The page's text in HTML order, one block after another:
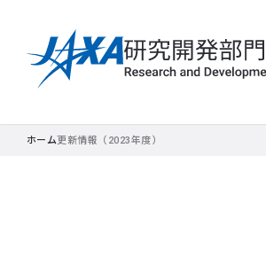
ホーム更新情報（2023年度）